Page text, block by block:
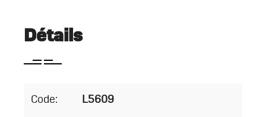
Détails
Code: L5609